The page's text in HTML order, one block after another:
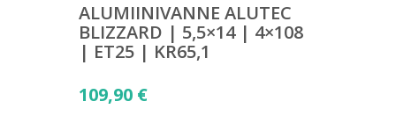
ALUMIINIVANNE ALUTEC
BLIZZARD | 5,5×14 | 4×108
| ET25 | KR65,1
109,90 €